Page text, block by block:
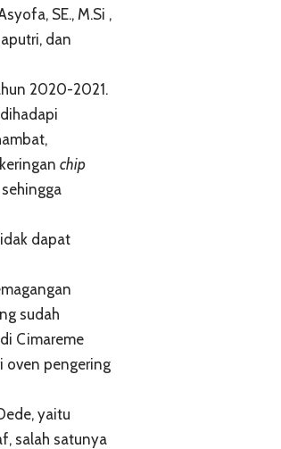
SE., M.Si ,
dan
2020-2021.
chip
dapat
sudah
Cimareme
oven pengering
yaitu
salah satunya